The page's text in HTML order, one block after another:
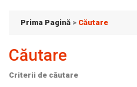
Prima Pagină > Căutare
Căutare
Criterii de căutare